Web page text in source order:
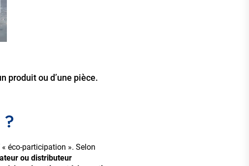
produit ou d’une pièce.
?
éco-participation ». Selon
ou distributeur